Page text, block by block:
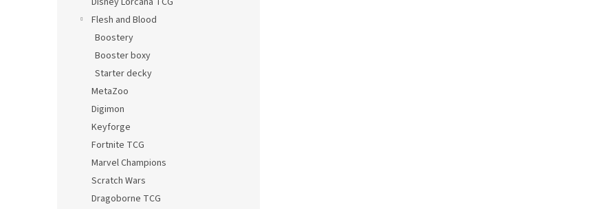
Flesh and Blood
Boostery
Booster boxy
Starter decky
MetaZoo
Digimon
Keyforge
Fortnite TCG
Marvel Champions
Scratch Wars
Dragoborne TCG